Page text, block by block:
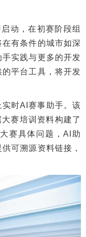
动，在初赛阶段组
有条件的城市如深
实践与更多的开发
平台工具，将开发
时AI赛事助手。该
赛培训资料构建了
赛具体问题，AI助
可溯源资料链接，